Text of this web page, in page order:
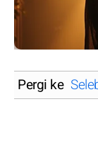
Pergi ke